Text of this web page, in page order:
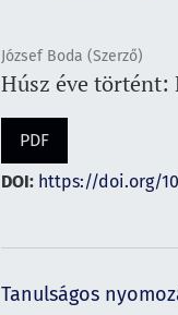
József Boda (Szerző)
Húsz éve történt:
PDF
DOI: https://doi.org/
Tanulságos